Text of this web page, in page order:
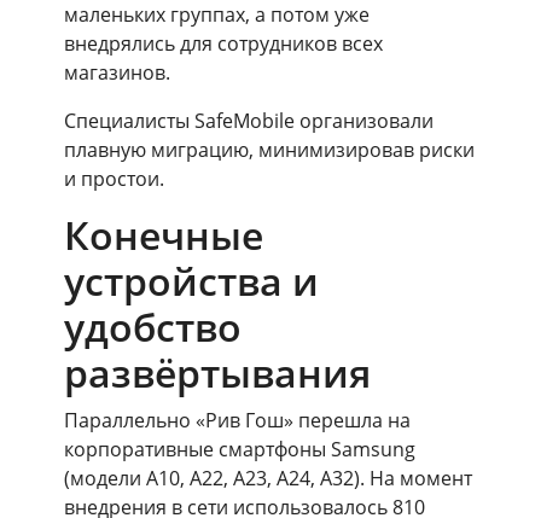
маленьких группах, а потом уже
внедрялись для сотрудников всех
магазинов.
Специалисты SafeMobile организовали
плавную миграцию, минимизировав риски
и простои.
Конечные
устройства и
удобство
развёртывания
Параллельно «Рив Гош» перешла на
корпоративные смартфоны Samsung
(модели A10, A22, A23, A24, A32). На момент
внедрения в сети использовалось 810